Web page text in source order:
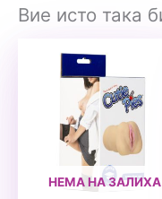
Вие исто така
НЕМА НА ЗАЛИХА